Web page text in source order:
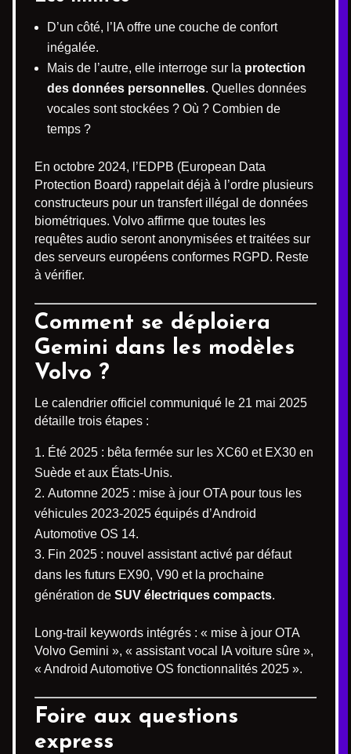
D’un côté, l’IA offre une couche de confort
inégalée.
Mais de l’autre, elle interroge sur la protection
des données personnelles. Quelles données
vocales sont stockées ? Où ? Combien de
temps ?
En octobre 2024, l’EDPB (European Data
Protection Board) rappelait déjà à l’ordre plusieurs
constructeurs pour un transfert illégal de données
biométriques. Volvo affirme que toutes les
requêtes audio seront anonymisées et traitées sur
des serveurs européens conformes RGPD. Reste
à vérifier.
Comment se déploiera
Gemini dans les modèles
Volvo ?
Le calendrier officiel communiqué le 21 mai 2025
détaille trois étapes :
Été 2025 : bêta fermée sur les XC60 et EX30 en
Suède et aux États-Unis.
Automne 2025 : mise à jour OTA pour tous les
véhicules 2023-2025 équipés d’Android
Automotive OS 14.
Fin 2025 : nouvel assistant activé par défaut
dans les futurs EX90, V90 et la prochaine
génération de SUV électriques compacts.
Long-trail keywords intégrés : « mise à jour OTA
Volvo Gemini », « assistant vocal IA voiture sûre »,
« Android Automotive OS fonctionnalités 2025 ».
Foire aux questions
express